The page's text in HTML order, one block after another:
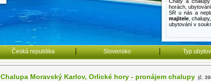
horách,
SR u nás a
majitele, chalupy,
ubytování v
Česká republika Slovensko Typ
Chalupa Moravský Karlov, Orlické hory - pronájem chalupy(č.